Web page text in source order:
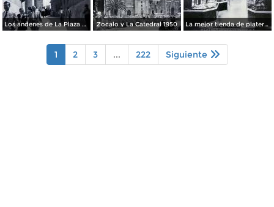
Los andenes de La Plaza de toros Ciudad de México 1950 Zocalo y La Catedral 1950 La mejor tienda de plateria.
1 2 3 ... 222 Siguiente